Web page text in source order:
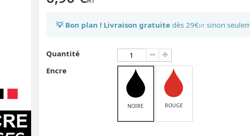
💡 Bon plan ! Livraison gratuitedès 29€HTsinon
Quantité
Encre
NOIRE ROUGE